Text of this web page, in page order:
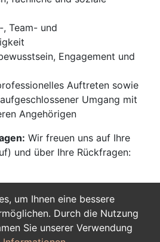
um Ihnen eine bessere
Durch die Nutzung
Sie unserer Verwendung
Team- und
Engagement und
Auftreten sowie
Umgang mit
Angehörigen
Wir freuen uns auf Ihre
und über Ihre Rückfragen:
Bewerben